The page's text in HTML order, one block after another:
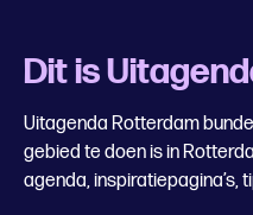
Dit is
Uitagenda Rotterdam
gebied te doen is in
agenda, inspiratiepagina’s,